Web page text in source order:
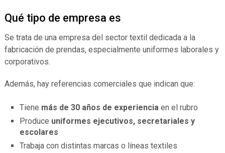
Qué tipo de empresa es
Se trata de una empresa del sector textil dedicada a la
fabricación de prendas, especialmente uniformes laborales y
corporativos.
Además, hay referencias comerciales que indican que:
Tiene más de 30 años de experiencia en el rubro
Produce uniformes ejecutivos, secretariales y
escolares
Trabaja con distintas marcas o líneas textiles